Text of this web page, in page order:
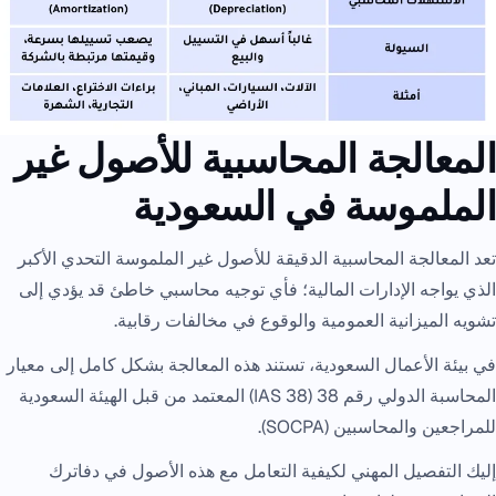
المعالجة المحاسبية للأصول غير
الملموسة في السعودية
تعد المعالجة المحاسبية الدقيقة للأصول غير الملموسة التحدي الأكبر
الذي يواجه الإدارات المالية؛ فأي توجيه محاسبي خاطئ قد يؤدي إلى
تشويه الميزانية العمومية والوقوع في مخالفات رقابية.
في بيئة الأعمال السعودية، تستند هذه المعالجة بشكل كامل إلى معيار
المحاسبة الدولي رقم 38 (IAS 38) المعتمد من قبل الهيئة السعودية
للمراجعين والمحاسبين (SOCPA).
إليك التفصيل المهني لكيفية التعامل مع هذه الأصول في دفاترك